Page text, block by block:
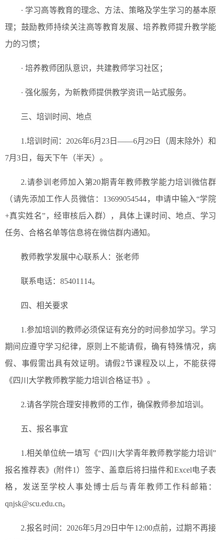
· 学习高等教育的理念、方法、策略及学生学习的基本原
理；鼓励教师持续关注高等教育发展、培养教师提升教学能
力的习惯；
· 培养教师团队意识，共建教师学习社区；
· 强化服务，为新教师提供教学资讯一站式服务。
三、培训时间、地点
1.培训时间：2026年6月23日——6月29日（周末除外）和
7月3日，每天下午（半天）。
2.请参训老师加入第20期青年教师教学能力培训微信群
（请先添加工作人员微信：13699054544，申请中输入“学院
+真实姓名”，经审核后入群），具体上课时间、地点、学习
任务、合格名单等信息将在微信群内通知。
教师教学发展中心联系人：张老师
联系电话：85401114。
四、相关要求
1.参加培训的教师必须保证有充分的时间参加学习。学习
期间应遵守学习纪律，原则上不能请假，确有特殊情况，病
假、事假需出具有效证明。请假2节课程及以上，不能获得
《四川大学教师教学能力培训合格证书》。
2.请各学院合理安排教师的工作，确保教师参加培训。
五、报名事宜
1.相关单位统一填写《“四川大学青年教师教学能力培训”
报名推荐表》(附件1）签字、盖章后将扫描件和Excel电子表
格，发送至学校人事处博士后与青年教师工作科邮箱：
qnjsk@scu.edu.cn。
2.报名时间：2026年5月29日中午12:00点前，过期不再接